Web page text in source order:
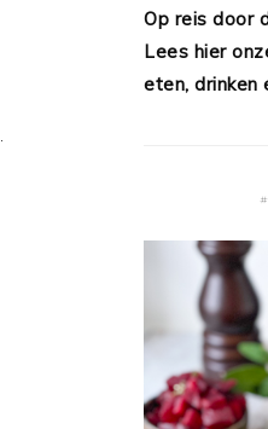
Op reis door
Lees hier
eten, drinken